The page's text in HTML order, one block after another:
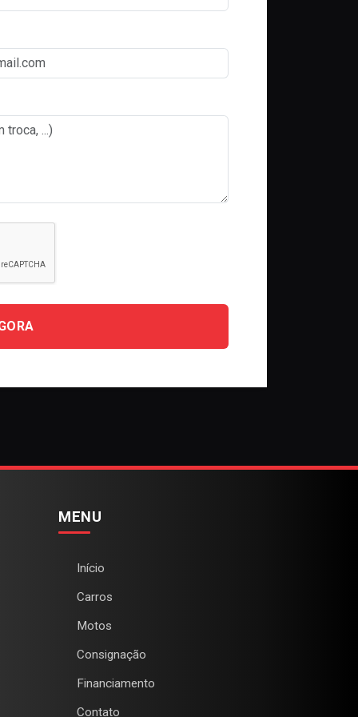
MENU
Início
Carros
Motos
Consignação
Financiamento
Contato